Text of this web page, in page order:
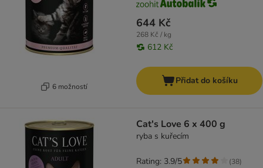
6 možností
644 Kč
268 Kč / kg
612 Kč
Přidat do košíku
Cat's Love 6 x 400 g
ryba s kuřecím
Rating: 3.9/5 (38)